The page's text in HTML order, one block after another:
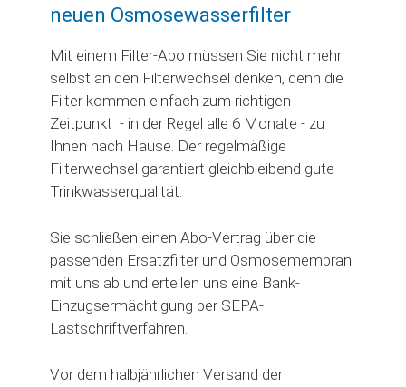
neuen Osmosewasserfilter
Mit einem Filter-Abo müssen Sie nicht mehr
selbst an den Filterwechsel denken, denn die
Filter kommen einfach zum richtigen
Zeitpunkt - in der Regel alle 6 Monate - zu
Ihnen nach Hause. Der regelmäßige
Filterwechsel garantiert gleichbleibend gute
Trinkwasserqualität.
Sie schließen einen Abo-Vertrag über die
passenden Ersatzfilter und Osmosemembran
mit uns ab und erteilen uns eine Bank-
Einzugsermächtigung per SEPA-
Lastschriftverfahren.
Vor dem halbjährlichen Versand der